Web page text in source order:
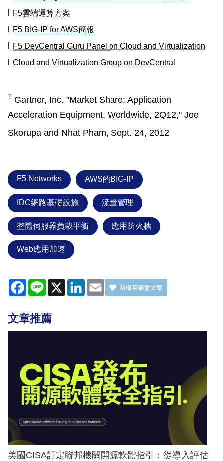
F5雲端運算方案
F5 BIG-IP for AWS簡報
F5 DevCentral Guru Panel on Cloud and Virtualization
Cloud and Virtualization Group on DevCentral
1Gartner, Inc. "Market Share: Application
Acceleration Equipment, Worldwide, 2Q12," Joe
Skorupa and Nhat Pham, Sept. 24, 2012
F5 Networks AWS的BIG-IP
IDC網路基礎設施 流量管理
整體伺服器負載平衡 應用防火牆
Web應用加速
Facebook
Line X LinkedIn
Email
文章推薦
美國CISA訂定聯邦機關開源軟體指引：從導入評估